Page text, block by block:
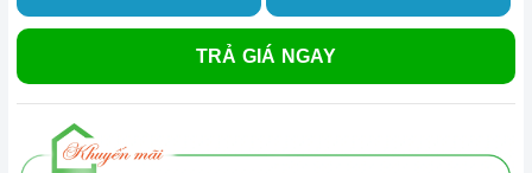
TRẢ GIÁ NGAY